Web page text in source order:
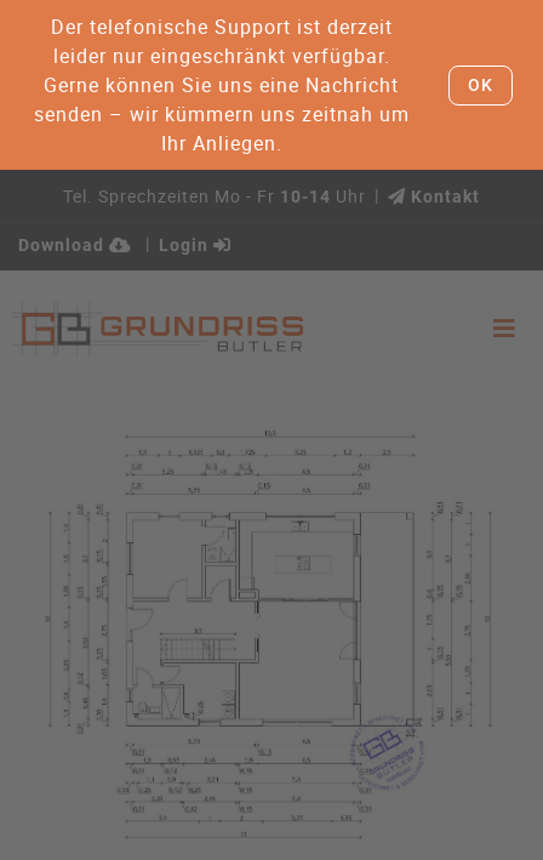
Der telefonische Support ist derzeit
leider nur eingeschränkt verfügbar.
Gerne können Sie uns eine Nachricht
senden – wir kümmern uns zeitnah um
Ihr Anliegen.
OK
Tel. Sprechzeiten Mo - Fr 10-14 Uhr Kontakt
Download Login